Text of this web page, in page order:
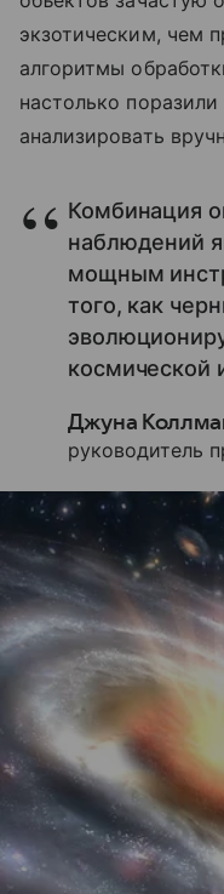
экзотическим, чем
алгоритмы
настолько
анализировать
Комбинация
наблюдений
мощным
того, как
космической
Джуна
руководитель